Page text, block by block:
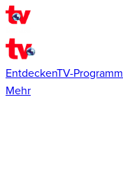
EntdeckenTV-Programm
Mehr